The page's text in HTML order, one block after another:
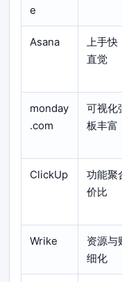
e
Asana
上手
直觉
monday
.com
可视化
板丰富
ClickUp
功能聚
价比
Wrike
资源与
细化